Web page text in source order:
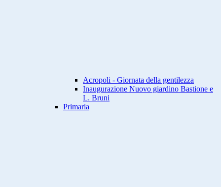
Acropoli - Giornata della gentilezza
Inaugurazione Nuovo giardino Bastione e
L. Bruni
Primaria